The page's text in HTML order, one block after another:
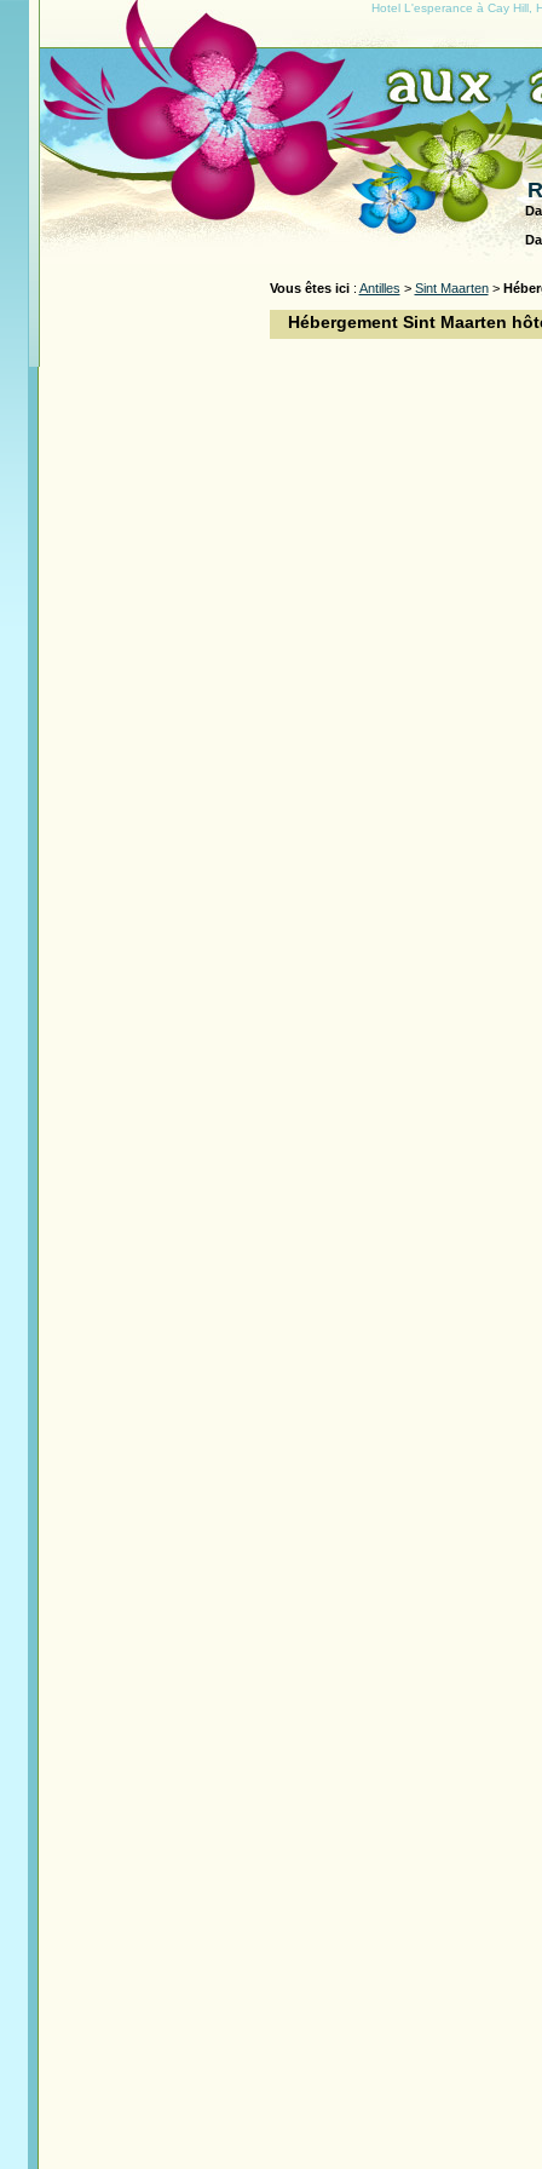
Hotel L'esperance à Cay Hill,
Vous êtes ici: Antilles > Sint Maarten>
Hébergement Sint Maarten